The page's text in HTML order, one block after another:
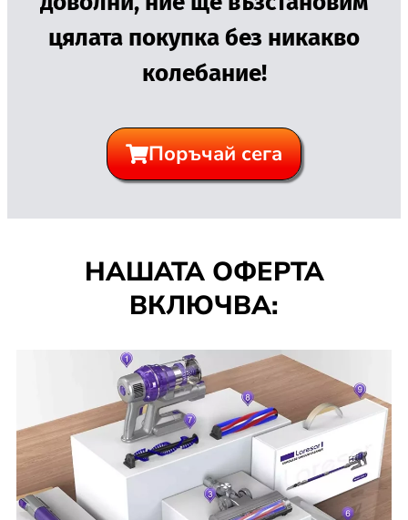
цялата покупка без никакво
колебание!
Поръчай сега
НАШАТА ОФЕРТА
ВКЛЮЧВА: